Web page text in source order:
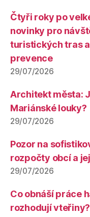
Čtyři roky po
novinky pro
turistických tras
prevence
29/07/2026
Architekt města:
Mariánské louky?
29/07/2026
Pozor na
rozpočty obcí a
29/07/2026
Co obnáší práce
rozhodují vteřiny?